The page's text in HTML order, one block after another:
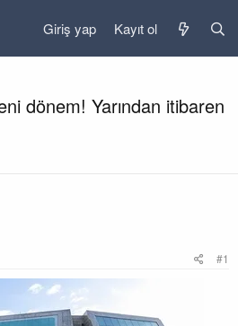
Giriş yap Kayıt ol
dönem! Yarından itibaren
#1